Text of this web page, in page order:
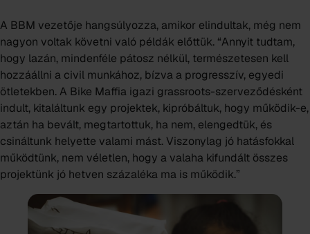
A BBM vezetője hangsúlyozza, amikor elindultak, még nem
nagyon voltak követni való példák előttük. “Annyit tudtam,
hogy lazán, mindenféle pátosz nélkül, természetesen kell
hozzáállni a civil munkához, bízva a progresszív, egyedi
ötletekben. A Bike Maffia igazi grassroots-szerveződésként
indult, kitaláltunk egy projektek, kipróbáltuk, hogy működik-e,
aztán ha bevált, megtartottuk, ha nem, elengedtük, és
csináltunk helyette valami mást. Viszonylag jó hatásfokkal
működtünk, nem véletlen, hogy a valaha kifundált összes
projektünk jó hetven százaléka ma is működik.”